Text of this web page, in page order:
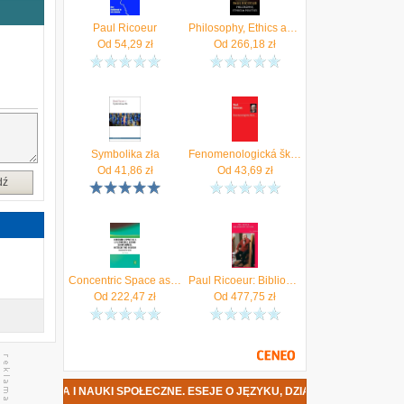
Paul Ricoeur
Od 54,29 zł
Philosophy, Ethics and Politics Paul Ricoeur
Od 266,18 zł
Symbolika zła
Od 41,86 zł
Fenomenologická škola Paul Ricœur
Od 43,69 zł
Concentric Space as a Life Principle Beyond Schopenhauer, Nietzsche and Ricoeur Nunes, Paul; Downes, Larry; Abbosh, Omar
Od 222,47 zł
Paul Ricoeur: Bibliographie Primaire Et Secondaire, 1935-2008
Od 477,75 zł
SPOŁECZNE. ESEJE O JĘZYKU, DZIAŁANIU I INTERPRETACJI DATA